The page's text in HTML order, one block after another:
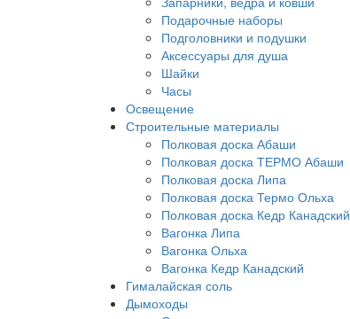
Подарочные наборы
Подголовники и подушки
Аксессуары для душа
Шайки
Часы
Освещение
Строительные материалы
Полковая доска Абаши
Полковая доска ТЕРМО Абаши
Полковая доска Липа
Полковая доска Термо Ольха
Полковая доска Кедр Канадский
Вагонка Липа
Вагонка Ольха
Вагонка Кедр Канадский
Гималайская соль
Дымоходы